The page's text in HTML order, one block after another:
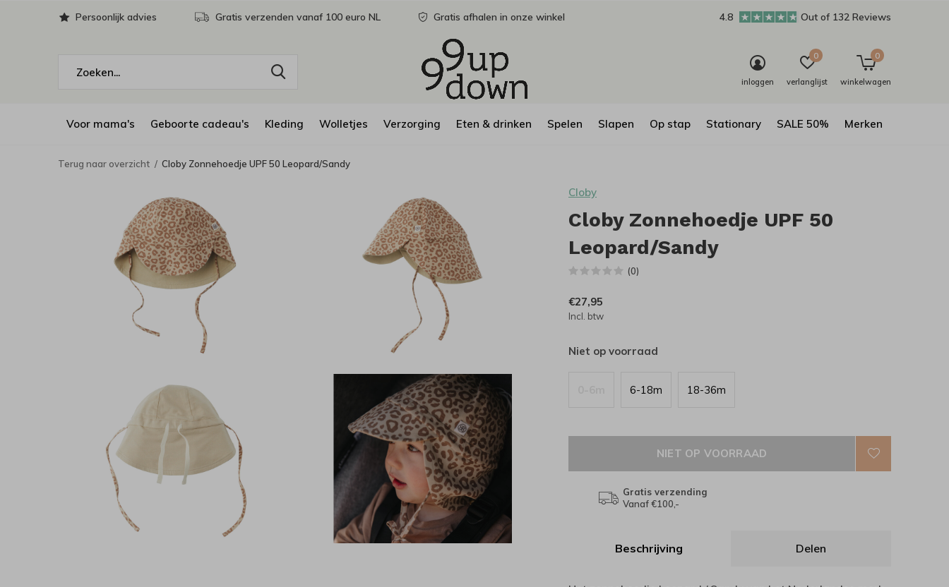
Voor mama's Geboorte cadeau's Kleding Wolletjes Verzorging Eten & drinken Spelen Slapen Op stap Stationary SALE 50% Merken
inloggen verlanglijst
0
winkelwagen
0
Persoonlijk advies Gratis verzenden vanaf 100 euro NL Gratis afhalen in onze winkel 4.8 Out of 132 Reviews
Terug naar overzicht Cloby Zonnehoedje UPF 50 Leopard/Sandy
Cloby
Cloby Zonnehoedje UPF 50
Leopard/Sandy
(0)
€27,95
Incl. btw
Niet op voorraad
6-18m 18-36m
NIET OP VOORRAAD
Gratis verzending
Vanaf €100,-
Beschrijving Delen